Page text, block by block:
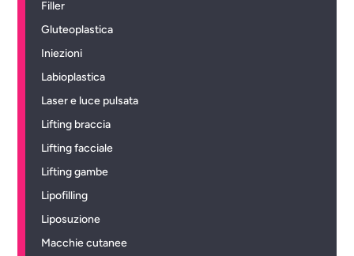
Filler
Gluteoplastica
Iniezioni
Labioplastica
Laser e luce pulsata
Lifting braccia
Lifting facciale
Lifting gambe
Lipofilling
Liposuzione
Macchie cutanee